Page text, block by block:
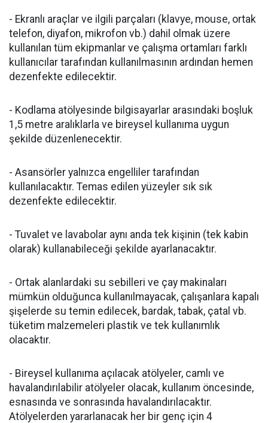
- Ekranlı araçlar ve ilgili parçaları (klavye, mouse, ortak
telefon, diyafon, mikrofon vb.) dahil olmak üzere
kullanılan tüm ekipmanlar ve çalışma ortamları farklı
kullanıcılar tarafından kullanılmasının ardından hemen
dezenfekte edilecektir.
- Kodlama atölyesinde bilgisayarlar arasındaki boşluk
1,5 metre aralıklarla ve bireysel kullanıma uygun
şekilde düzenlenecektir.
- Asansörler yalnızca engelliler tarafından
kullanılacaktır. Temas edilen yüzeyler sık sık
dezenfekte edilecektir.
- Tuvalet ve lavabolar aynı anda tek kişinin (tek kabin
olarak) kullanabileceği şekilde ayarlanacaktır.
- Ortak alanlardaki su sebilleri ve çay makinaları
mümkün olduğunca kullanılmayacak, çalışanlara kapalı
şişelerde su temin edilecek, bardak, tabak, çatal vb.
tüketim malzemeleri plastik ve tek kullanımlık
olacaktır.
- Bireysel kullanıma açılacak atölyeler, camlı ve
havalandırılabilir atölyeler olacak, kullanım öncesinde,
esnasında ve sonrasında havalandırılacaktır.
Atölyelerden yararlanacak her bir genç için 4